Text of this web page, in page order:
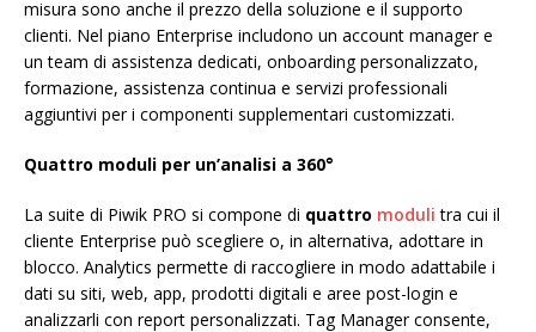
misura sono anche il prezzo della soluzione e il supporto
clienti. Nel piano Enterprise includono un account manager e
un team di assistenza dedicati, onboarding personalizzato,
formazione, assistenza continua e servizi professionali
aggiuntivi per i componenti supplementari customizzati.
Quattro moduli per un’analisi a 360°
La suite di Piwik PRO si compone di quattro moduli tra cui il
cliente Enterprise può scegliere o, in alternativa, adottare in
blocco. Analytics permette di raccogliere in modo adattabile i
dati su siti, web, app, prodotti digitali e aree post-login e
analizzarli con report personalizzati. Tag Manager consente,